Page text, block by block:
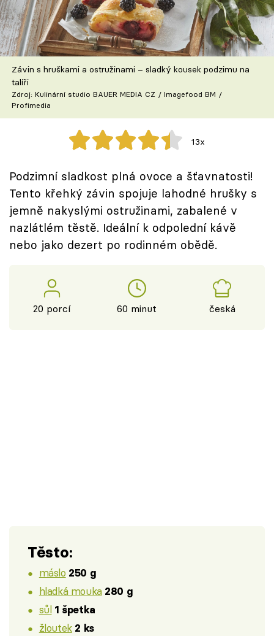
Škola vaření
Recepty z TV
Speciál: Cuketa
Těhotnej kuchař
Sledujte prima+
Přihlášení
Sledujte nás
Závin s hruškami a ostružinami – sladký kousek podzimu na
talíři
Zdroj: Kulinární studio BAUER MEDIA CZ / Imagefood BM /
Profimedia
13x
Podzimní sladkost plná ovoce a šťavnatosti!
Tento křehký závin spojuje lahodné hrušky s
jemně nakyslými ostružinami, zabalené v
nazlátlém těstě. Ideální k odpolední kávě
nebo jako dezert po rodinném obědě.
20 porcí 60 minut česká
Těsto:
máslo 250 g
hladká mouka 280 g
sůl 1 špetka
žloutek 2 ks